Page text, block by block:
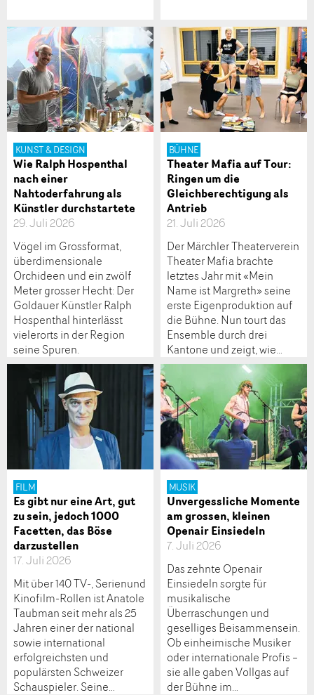
KUNST & DESIGN
Wie Ralph Hospenthal
nach einer
Nahtoderfahrung als
Künstler durchstartete
29. Juli 2026
Vögel im Grossformat,
überdimensionale
Orchideen und ein zwölf
Meter grosser Hecht: Der
Goldauer Künstler Ralph
Hospenthal hinterlässt
vielerorts in der Region
seine Spuren.
BÜHNE
Theater Mafia auf Tour:
Ringen um die
Gleichberechtigung als
Antrieb
21. Juli 2026
Der Märchler Theaterverein
Theater Mafia brachte
letztes Jahr mit «Mein
Name ist Margreth» seine
erste Eigenproduktion auf
die Bühne. Nun tourt das
Ensemble durch drei
Kantone und zeigt, wie…
FILM
Es gibt nur eine Art, gut
zu sein, jedoch 1000
Facetten, das Böse
darzustellen
17. Juli 2026
Mit über 140 TV-, Serienund
Kinofilm-Rollen ist Anatole
Taubman seit mehr als 25
Jahren einer der national
sowie international
erfolgreichsten und
populärsten Schweizer
Schauspieler. Seine…
MUSIK
Unvergessliche Momente
am grossen, kleinen
Openair Einsiedeln
7. Juli 2026
Das zehnte Openair
Einsiedeln sorgte für
musikalische
Überraschungen und
geselliges Beisammensein.
Ob einheimische Musiker
oder internationale Profis –
sie alle gaben Vollgas auf
der Bühne im…